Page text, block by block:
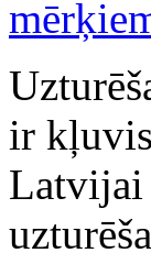
ir kļuvis
Latvijai